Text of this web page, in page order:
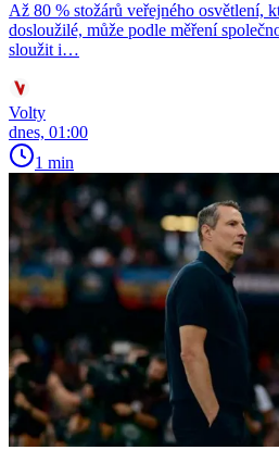
Až 80 % stožárů veřejného osvětlení,
dosloužilé, může podle měření
sloužit i…
Volty
dnes, 01:00
1 min